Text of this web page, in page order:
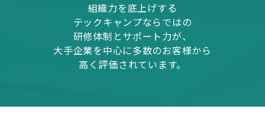
組織力を底上げする
テックキャンプならではの
研修体制とサポート力が、
大手企業を中心に多数のお客様から
高く評価されています。